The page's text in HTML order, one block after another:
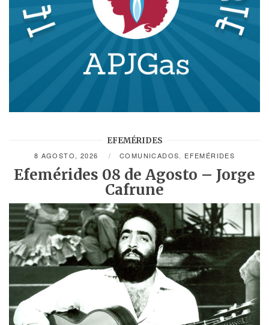
EFEMÉRIDES
8 AGOSTO, 2026 COMUNICADOS EFEMÉRIDES
Efemérides 08 de Agosto – Jorge
Cafrune